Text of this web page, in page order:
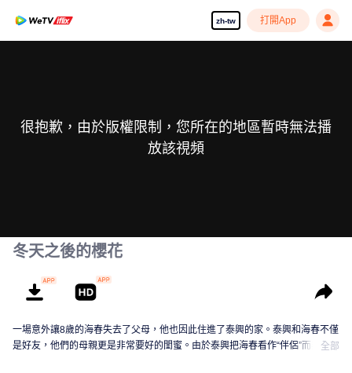
zh-tw 打開App
很抱歉，由於版權限制，您所在的地區暫時無法播
放該視頻
冬天之後的櫻花
一場意外讓8歲的海春失去了父母，他也因此住進了泰興的家。泰興和海春不僅
是好友，他們的母親更是非常要好的閨蜜。由於泰興把海春看作“伴侶”而非兄全部